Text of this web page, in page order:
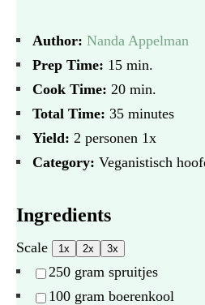
Author: Nanda Appelman
Prep Time: 15 min.
Cook Time: 20 min.
Total Time: 35 minutes
Yield: 2 personen 1x
Category: Veganistisch
Ingredients
Scale 1x 2x 3x
250 gram spruitjes
100 gram boerenkool